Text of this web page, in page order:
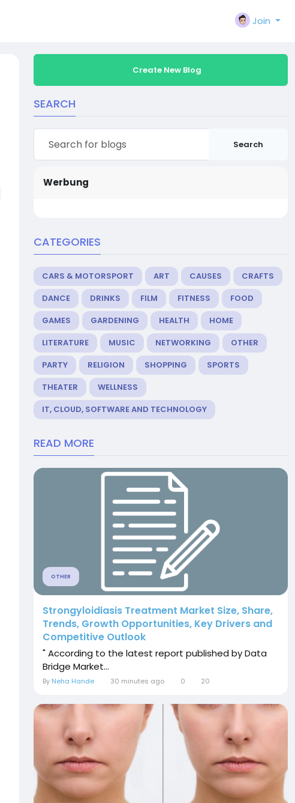
Join
Create New Blog
SEARCH
Search
Werbung
CATEGORIES
CARS & MOTORSPORT ART CAUSES
CRAFTS
DANCE
DRINKS FILM FITNESS
FOOD
GAMES
GARDENING HEALTH
HOME
LITERATURE
MUSIC NETWORKING
OTHER
PARTY
RELIGION SHOPPING
SPORTS
THEATER
WELLNESS
IT, CLOUD, SOFTWARE AND TECHNOLOGY
READ MORE
OTHER
Strongyloidiasis Treatment Market Size, Share,
Trends, Growth Opportunities, Key Drivers and
Competitive Outlook
" According to the latest report published by Data
Bridge Market...
By Neha Hande 30 minutes ago 0 20